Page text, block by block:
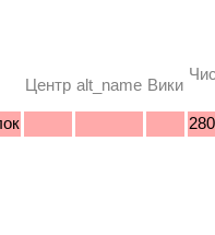
Центр alt_name Вики